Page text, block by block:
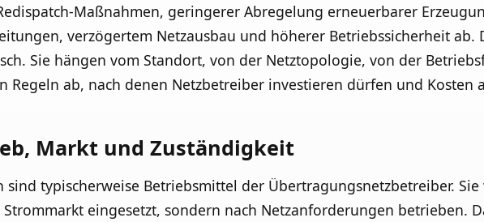
Maßnahmen, geringerer Abregelung erneuerbarer
verzögertem Netzausbau und höherer Betriebssicherheit ab.
Sie hängen vom Standort, von der Netztopologie, von der
Regeln ab, nach denen Netzbetreiber investieren dürfen und Kosten
Markt und Zuständigkeit
sind typischerweise Betriebsmittel der Übertragungsnetzbetreiber.
Strommarkt eingesetzt, sondern nach Netzanforderungen betrieben.